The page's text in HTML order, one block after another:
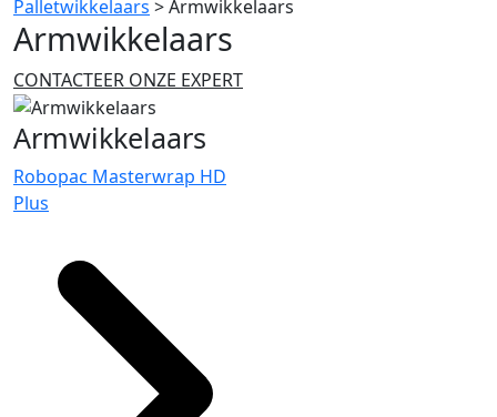
Palletwikkelaars >Armwikkelaars
Armwikkelaars
CONTACTEER ONZE EXPERT
Armwikkelaars
Robopac Masterwrap HD
Plus